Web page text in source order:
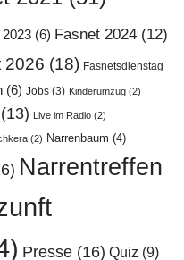
2023 (6) Fasnet 2024 (12)
2026 (18) Fasnetsdienstag
(6) Jobs (3) Kinderumzug (2)
(13) Live im Radio (2)
(2) Narrenbaum (4)
Narrentreffen
Presse (16) Quiz (9)